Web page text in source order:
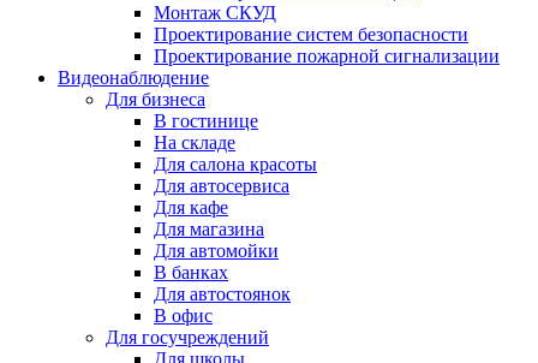
Монтаж СКУД
Проектирование систем безопасности
Проектирование пожарной сигнализации
Видеонаблюдение
Для бизнеса
В гостинице
На складе
Для салона красоты
Для автосервиса
Для кафе
Для магазина
Для автомойки
В банках
Для автостоянок
В офис
Для госучреждений